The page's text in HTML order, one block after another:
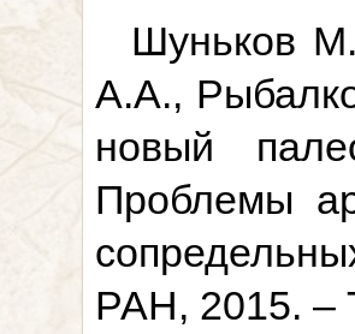
Шуньков
А.А.,
новый
Проблемы
РАН, 2015. –